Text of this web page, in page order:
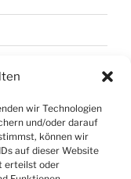
wir Technologien
und/oder darauf
können wir
auf dieser Website
erteilst oder